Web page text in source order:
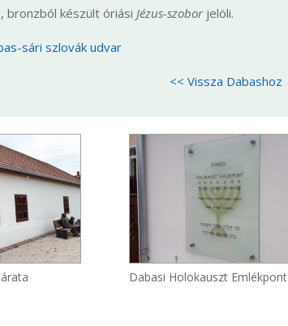
bronzból készült óriási Jézus-szoborjelöli.
sári szlovák udvar
<< Vissza Dabashoz
Dabasi Holokauszt Emlékpont